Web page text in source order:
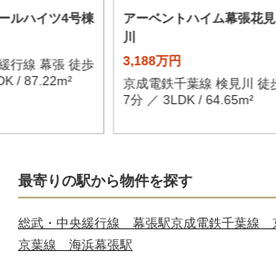
ルハイツ4号棟
行線 幕張 徒歩
/ 87.22m²
アーベントハイム幕張花見
川
3,188万円
京成電鉄千葉線 検見川 徒
7分 ／ 3LDK / 64.65m²
最寄りの駅から物件を探す
総武・中央緩行線 幕張駅京成電鉄千葉線
京葉線 海浜幕張駅